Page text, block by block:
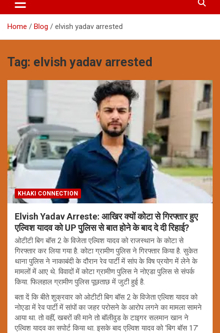
Home Blog elvish yadav arrested
Tag: elvish yadav arrested
KHAKI CONNECTION
Elvish Yadav Arreste: आखिर क्यों कोटा से गिरफ्तार हुए
एल्विश यादव को UP पुलिस से बात होने के बाद दे दी रिहाई?
ओटीटी बिग बॉस 2 के विजेता एल्विश यादव को राजस्थान के कोटा से
गिरफ्तार कर लिया गया है. कोटा ग्रामीण पुलिस ने गिरफ्तार किया है. सुकेत
थाना पुलिस ने नाकाबंदी के दौरान रेव पार्टी में सांप के विष प्रयोग में लेने के
मामलों में आए थे. विवादों में कोटा ग्रामीण पुलिस ने नोएडा पुलिस से संपर्क
किया. फिलहाल ग्रामीण पुलिस पूछताछ में जुटी हुई है.
बता दें कि बीते शुक्रवार को ओटीटी बिग बॉस 2 के विजेता एल्विश यादव को
नोएडा में रेव पार्टी में सांपों का जहर परोसने के आरोप लगने का मामला सामने
आया था. तो वहीं, खबरों की माने तो बॉलीवुड के टाइगर सलमान खान ने
एल्विश यादव का सपोर्ट किया था. इसके बाद एल्विश यादव को ‘बिग बॉस 17’